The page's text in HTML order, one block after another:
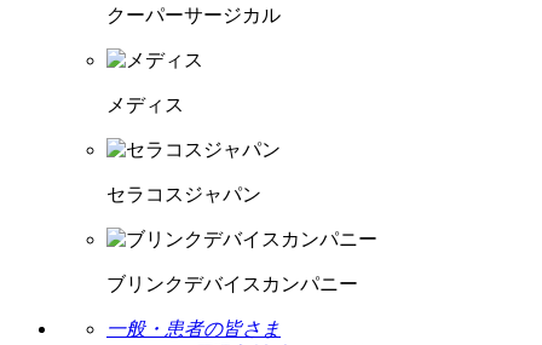
クーパーサージカル
メディス
セラコスジャパン
ブリンクデバイスカンパニー
一般・患者の皆さま